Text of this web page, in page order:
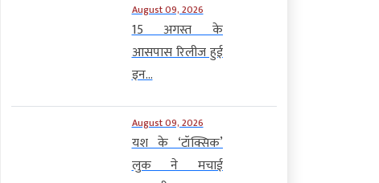
August 09, 2026
15 अगस्त के
आसपास रिलीज हुई
इन...
August 09, 2026
यश के ‘टॉक्सिक’
लुक ने मचाई